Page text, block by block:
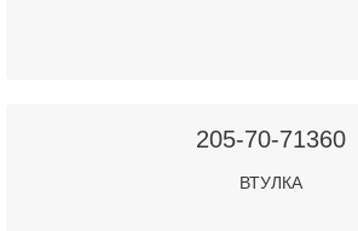
205-70-71360
ВТУЛКА